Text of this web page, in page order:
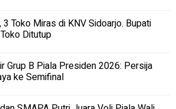
Toko Miras di KNV Sidoarjo. Bupati
Ditutup
Grup B Piala Presiden 2026: Persija
ke Semifinal